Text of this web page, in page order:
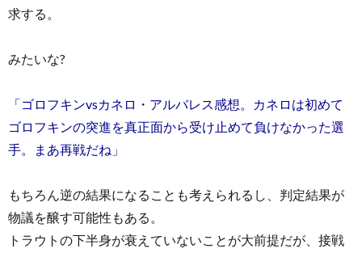
求する。
みたいな?
「ゴロフキンvsカネロ・アルバレス感想。カネロは初めて
ゴロフキンの突進を真正面から受け止めて負けなかった選
手。まあ再戦だね」
もちろん逆の結果になることも考えられるし、判定結果が
物議を醸す可能性もある。
トラウトの下半身が衰えていないことが大前提だが、接戦